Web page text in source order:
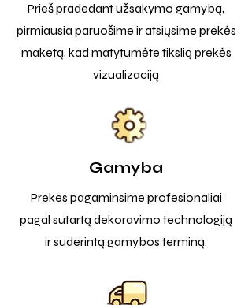
Prieš pradedant užsakymo gamybą,
pirmiausia paruošime ir atsiųsime prekės
maketą, kad matytumėte tikslią prekės
vizualizaciją
Gamyba
Prekes pagaminsime profesionaliai
pagal sutartą dekoravimo technologiją
ir suderintą gamybos terminą.